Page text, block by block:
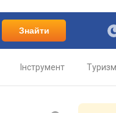
Знайти
Інструмент Туризм